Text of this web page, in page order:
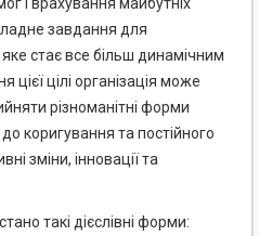
і врахування майбутніх
завдання для
стає все більш динамічним
цілі організація може
різноманітні форми
коригування та постійного
зміни, інновації та
такі дієслівні форми: